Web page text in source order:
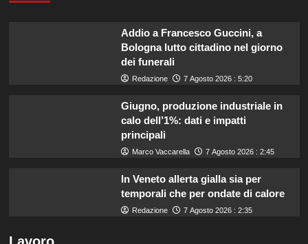
Addio a Francesco Guccini, a
Bologna lutto cittadino nel giorno
dei funerali
Redazione 7 Agosto 2026 : 5:20
Giugno, produzione industriale in
calo dell’1%: dati e impatti
principali
Marco Vaccarella 7 Agosto 2026 : 2:45
In Veneto allerta gialla sia per
temporali che per ondate di calore
Redazione 7 Agosto 2026 : 2:35
Lavoro